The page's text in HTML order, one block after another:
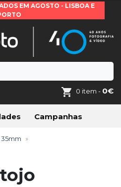
EM AGOSTO - LISBOA E
0 item - 0€
Campanhas